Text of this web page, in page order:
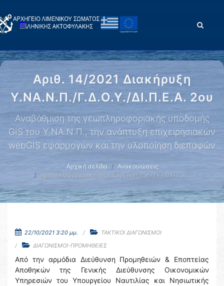
Αριθ. 14/2021 Διακήρυξη
Υ.ΝΑ.Ν.Π./Γ.Δ.Ο.Υ./ΔΙ.Π.Ε.Α. 2ου
Αναβάθμιση της γεωπληροφοριακής υποδομής
GIS του Υ.ΝΑ.Ν.Π., την ανάπτυξη επιχειρησιακών
webGIS εφαρμογών και την υλοποίηση διεπαφών
Αρχική σελίδα
Ανακοινώσεις
Αριθ. 14/2021 Διακήρυξη Υ.ΝΑ.Ν.Π./Γ.Δ.Ο.Υ./ΔΙ.Π.Ε.Α. …
22/10/2021 3:20 μμ.
ΤΑΚΤΙΚΟΙ ΔΙΑΓΩΝΙΣΜΟΙ
ΔΙΑΓΩΝΙΣΜΟΙ-ΠΡΟΜΗΘΕΙΕΣ
Από την αρμόδια Διεύθυνση Προμηθειών & Εποπτείας
Αποθηκών της Γενικής Διεύθυνσης Οικονομικών
Υπηρεσιών του Υπουργείου Ναυτιλίας και Νησιωτικής